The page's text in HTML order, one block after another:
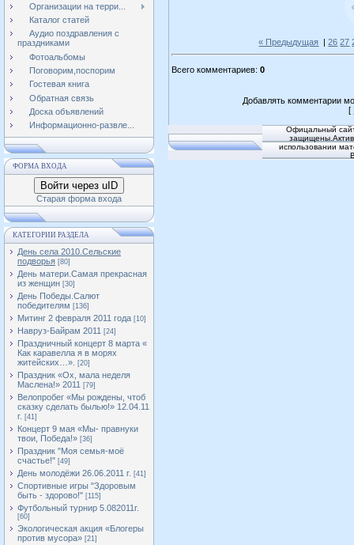
Организации на терри...
Каталог статей
Аудио поздравления с
праздниками
Фотоальбомы
Поговорим,поспорим
Гостевая книга
Обратная связь
Доска объявлений
Информационно-развле...
ФОРМА ВХОДА
Войти через uID
Старая форма входа
КАТЕГОРИИ РАЗДЕЛА
День села 2010.Сельские
подворья [80]
День матери.Самая прекрасная
из женщин [30]
День Победы.Салют
победителям [136]
Митинг 2 февраля 2011 года [10]
Навруз-Байрам 2011 [24]
Праздничный концерт 8 марта «
Как каравелла я в морях
житейских…».
[20]
Праздник «Ох, мала неделя
Маслена!» 2011 [79]
Велопробег «Мы рождены, чтоб
сказку сделать былью!» 12.04.11
г. [41]
Концерт 9 мая «Мы- правнуки
твои, Победа!» [36]
Праздник "Моя семья-моё
счастье!" [49]
День молодёжи 26.06.2011 г. [41]
Спортивные игры "Здоровым
быть - здорово!" [115]
Футбольный турнир 5.082011г.
[60]
Экологическая акция «Блогеры
против мусора» [21]
« Предыдущая |26 27
Всего комментариев: 0
Добавлять комментарии
[
Офицальный
использовании